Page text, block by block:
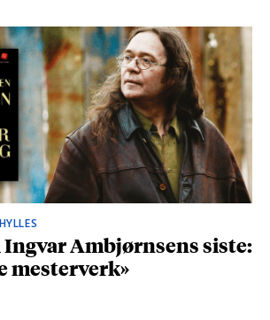
Ambjørnsens siste:
mesterverk»